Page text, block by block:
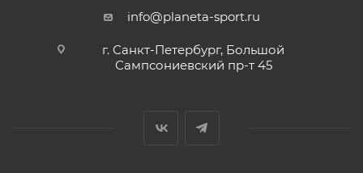
info@planeta-sport.ru
г. Санкт-Петербург, Большой
Сампсониевский пр-т 45